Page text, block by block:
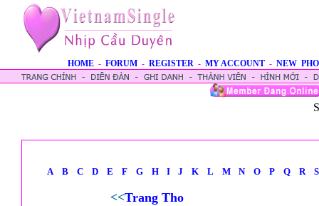
HOME - FORUM - REGISTER - MY ACCOUNT - NEW
A B C D E F G H I J K L M N O P Q R S
<<Trang Tho